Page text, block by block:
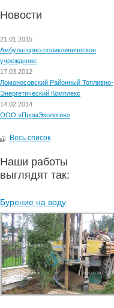
Новости
21.01.2015
Амбулаторно-поликлиническое
учреждение
17.03.2012
Ломоносовский Районный Топливно-
Энергетический Комплекс
14.02.2014
ООО «ПромЭкология»
Весь список
Наши работы
выглядят так:
Бурение на воду